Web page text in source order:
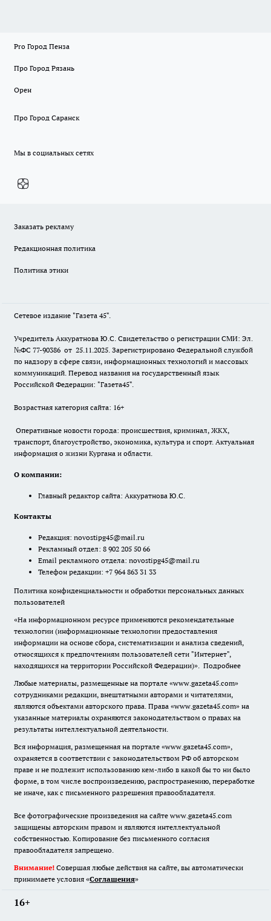
Pro Город Пенза
Про Город Рязань
Орен
Про Город Саранск
Мы в социальных сетях
Заказать рекламу
Редакционная политика
Политика этики
Сетевое издание "Газета 45".
Учредитель Аккуратнова Ю.С. Свидетельство о регистрации СМИ: Эл.
№ФС 77-90386 от 25.11.2025. Зарегистрировано Федеральной службой
по надзору в сфере связи, информационных технологий и массовых
коммуникаций. Перевод названия на государственный язык
Российской Федерации: "Газета45".
Возрастная категория сайта: 16+
Оперативные новости города: происшествия, криминал, ЖКХ,
транспорт, благоустройство, экономика, культура и спорт. Актуальная
информация о жизни Кургана и области.
О компании:
Главный редактор сайта: Аккуратнова Ю.С.
Контакты
Редакция: novostipg45@mail.ru
Рекламный отдел: 8 902 205 50 66
Email рекламного отдела: novostipg45@mail.ru
Телефон редакции: +7 964 863 31 33
Политика конфиденциальности и обработки персональных данных
пользователей
«На информационном ресурсе применяются рекомендательные
технологии (информационные технологии предоставления
информации на основе сбора, систематизации и анализа сведений,
относящихся к предпочтениям пользователей сети "Интернет",
находящихся на территории Российской Федерации)». Подробнее
Любые материалы, размещенные на портале «www.gazeta45.com»
сотрудниками редакции, внештатными авторами и читателями,
являются объектами авторского права. Права «www.gazeta45.com» на
указанные материалы охраняются законодательством о правах на
результаты интеллектуальной деятельности.
Вся информация, размещенная на портале «www.gazeta45.com»,
охраняется в соответствии с законодательством РФ об авторском
праве и не подлежит использованию кем-либо в какой бы то ни было
форме, в том числе воспроизведению, распространению, переработке
не иначе, как с письменного разрешения правообладателя.
Все фотографические произведения на сайте www.gazeta45.com
защищены авторским правом и являются интеллектуальной
собственностью. Копирование без письменного согласия
правообладателя запрещено.
Внимание! Совершая любые действия на сайте, вы автоматически
принимаете условия «Cоглашения»
16+